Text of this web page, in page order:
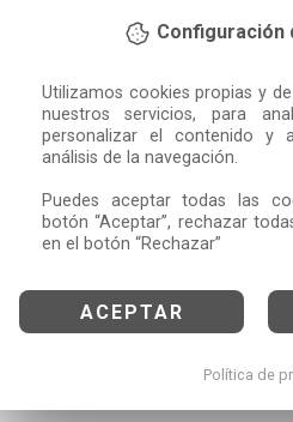
Configuración
Utilizamos cookies propias y
nuestros servicios, para
personalizar el contenido y
análisis de la navegación.
Puedes aceptar todas las
botón “Aceptar”, rechazar
en el botón “Rechazar”
ACEPTAR
Política de